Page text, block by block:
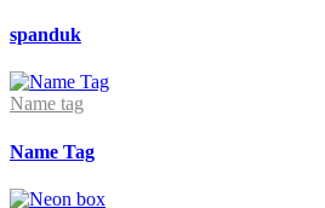
spanduk
Name tag
Name Tag